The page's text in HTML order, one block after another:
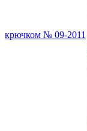
крючком № 09-2011